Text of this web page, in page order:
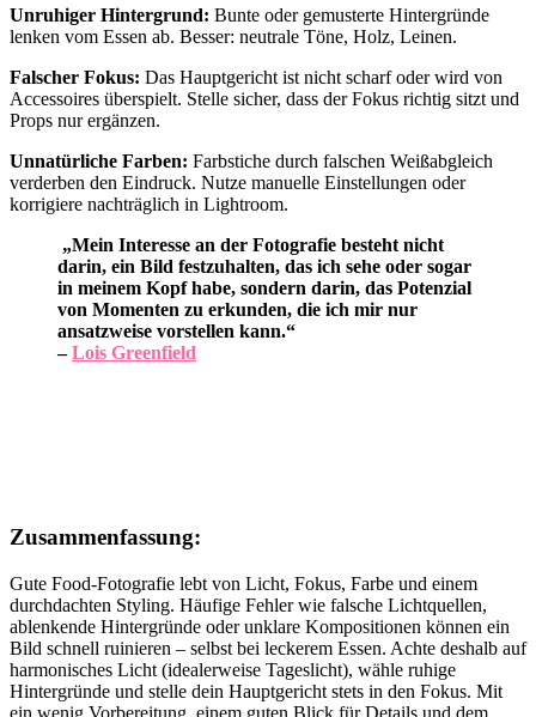
Unruhiger Hintergrund: Bunte oder gemusterte Hintergründe
lenken vom Essen ab. Besser: neutrale Töne, Holz, Leinen.
Falscher Fokus: Das Hauptgericht ist nicht scharf oder wird von
Accessoires überspielt. Stelle sicher, dass der Fokus richtig sitzt und
Props nur ergänzen.
Unnatürliche Farben: Farbstiche durch falschen Weißabgleich
verderben den Eindruck. Nutze manuelle Einstellungen oder
korrigiere nachträglich in Lightroom.
„Mein Interesse an der Fotografie besteht nicht
darin, ein Bild festzuhalten, das ich sehe oder sogar
in meinem Kopf habe, sondern darin, das Potenzial
von Momenten zu erkunden, die ich mir nur
ansatzweise vorstellen kann.“
–Lois Greenfield
Zusammenfassung:
Gute Food-Fotografie lebt von Licht, Fokus, Farbe und einem
durchdachten Styling. Häufige Fehler wie falsche Lichtquellen,
ablenkende Hintergründe oder unklare Kompositionen können ein
Bild schnell ruinieren – selbst bei leckerem Essen. Achte deshalb auf
harmonisches Licht (idealerweise Tageslicht), wähle ruhige
Hintergründe und stelle dein Hauptgericht stets in den Fokus. Mit
ein wenig Vorbereitung, einem guten Blick für Details und dem